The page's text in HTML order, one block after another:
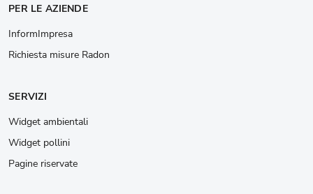
PER LE AZIENDE
InformImpresa
Richiesta misure Radon
SERVIZI
Widget ambientali
Widget pollini
Pagine riservate